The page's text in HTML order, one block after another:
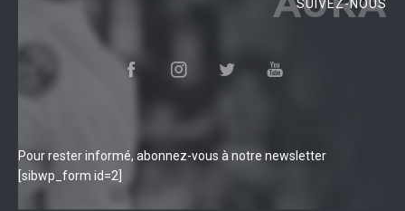
SUIVEZ-NOUS
Pour rester informé, abonnez-vous à notre newsletter
[sibwp_form id=2]